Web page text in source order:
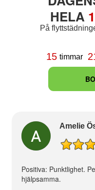
HELA
På
15 timmar
Amelie
Positiva: Punktlighet.
hjälpsamma.